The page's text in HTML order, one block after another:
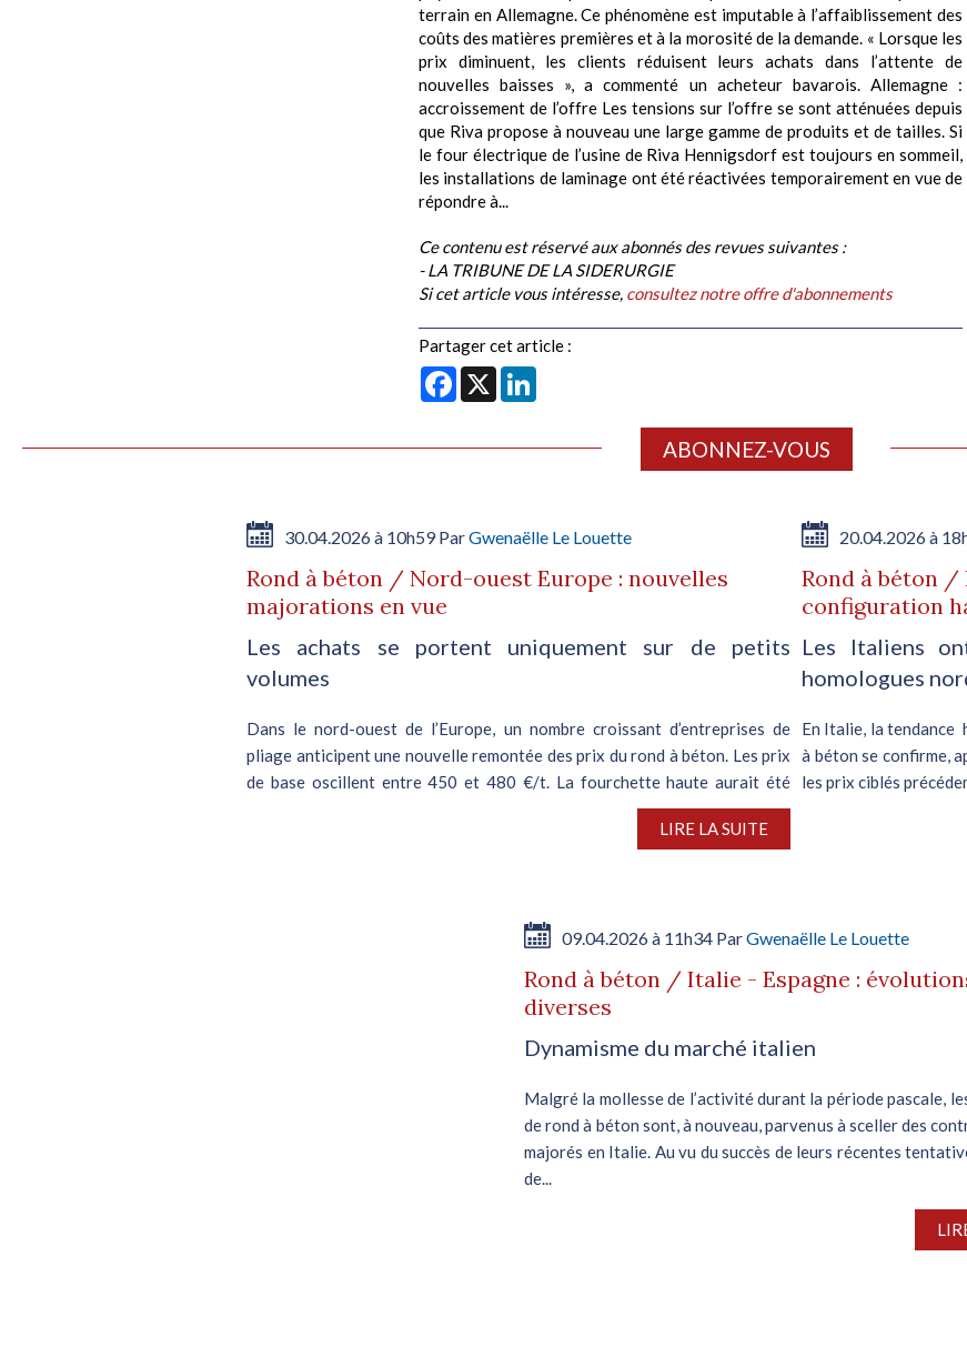
terrain en Allemagne. Ce phénomène est imputable à l’affaiblissement des
coûts des matières premières et à la morosité de la demande. « Lorsque les
prix diminuent, les clients réduisent leurs achats dans l’attente de
nouvelles baisses », a commenté un acheteur bavarois. Allemagne :
accroissement de l’offre Les tensions sur l’offre se sont atténuées depuis
que Riva propose à nouveau une large gamme de produits et de tailles. Si
le four électrique de l’usine de Riva Hennigsdorf est toujours en sommeil,
les installations de laminage ont été réactivées temporairement en vue de
répondre à...
Ce contenu est réservé aux abonnés des revues suivantes :
- LA TRIBUNE DE LA SIDERURGIE
Si cet article vous intéresse, consultez notre offre d'abonnements
Partager cet article :
Facebook
X
ABONNEZ-VOUS
30.04.2026 à 10h59 ParGwenaëlle Le Louette
Rond à béton / Nord-ouest Europe : nouvelles
majorations en vue
Les achats se portent uniquement sur de petits
volumes
Dans le nord-ouest de l’Europe, un nombre croissant d’entreprises de
pliage anticipent une nouvelle remontée des prix du rond à béton. Les prix
de base oscillent entre 450 et 480 €/t. La fourchette haute aurait été
LIRE LA SUITE
20.04.2026 à
Rond à béton /
configuration
Les Italiens
homologues
En Italie, la tendance
à béton se confirme,
les prix ciblés
09.04.2026 à 11h34 ParGwenaëlle Le Louette
Rond à béton / Italie - Espagne :
diverses
Dynamisme du marché italien
Malgré la mollesse de l’activité durant la période pascale,
de rond à béton sont, à nouveau, parvenus à sceller des
majorés en Italie. Au vu du succès de leurs récentes
de...